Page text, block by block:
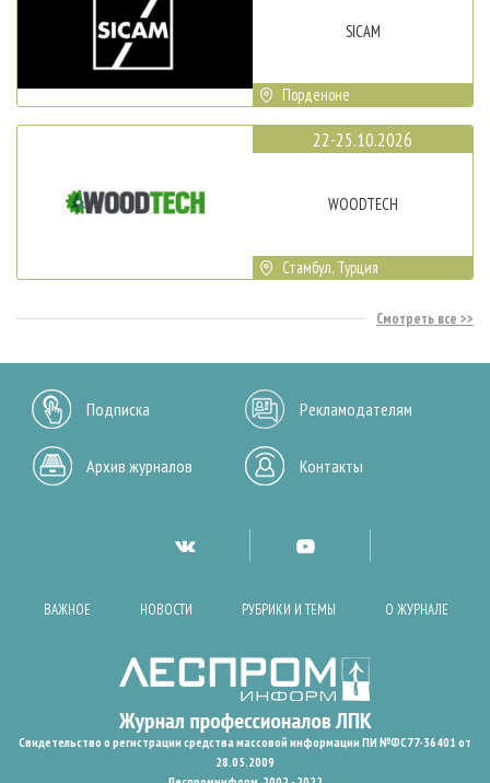
SICAM
Порденоне
22-25.10.2026
WOODTECH
Стамбул, Турция
Смотреть все
Подписка Рекламодателям
Архив журналов Контакты
ВАЖНОЕ НОВОСТИ РУБРИКИ И ТЕМЫ О ЖУРНАЛЕ
Свидетельство о регистрации средства массовой информации ПИ №ФС77-36401 от
28.05.2009